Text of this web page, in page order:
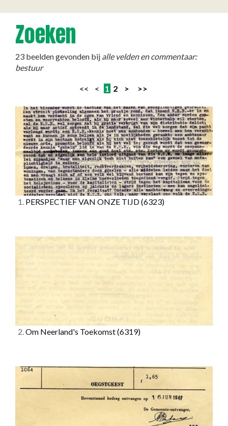
Zoeken
23 beelden gevonden bij alle velden en commentaar:
bestuur
<< < 1 2 > >>
1. PERSPECTIEF VAN ONZE TIJD(6323)
2.Om Neerland's Toekomst(6319)